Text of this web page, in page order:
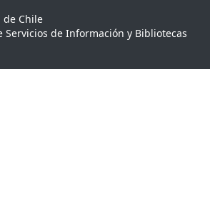
de Chile
Servicios de Información y Bibliotecas